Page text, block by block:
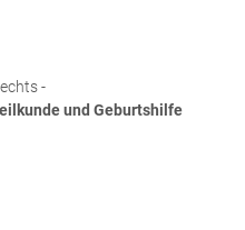
-
und Geburtshilfe